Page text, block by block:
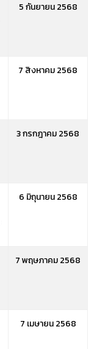
5 กันยายน 2568
7 สิงหาคม 2568
3 กรกฎาคม 2568
6 มิถุนายน 2568
7 พฤษภาคม 2568
7 เมษายน 2568